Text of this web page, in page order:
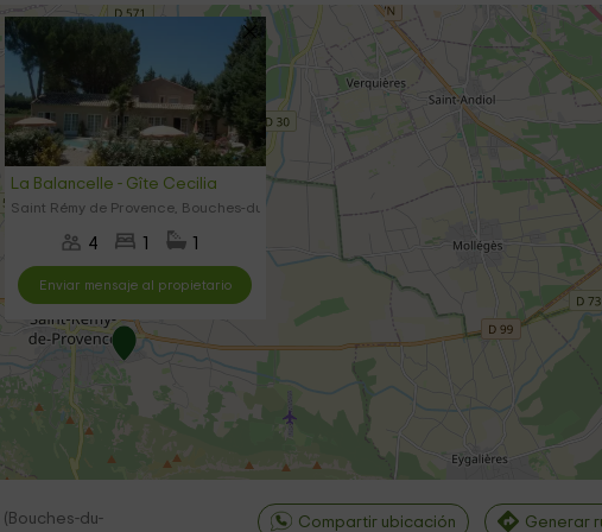
La Balancelle - Gîte Cecilia
Saint Rémy de Provence, Bouches-du-Rhône
4
Enviar mensaje al propietario
( Bouches-du- Compartir ubicación Generar